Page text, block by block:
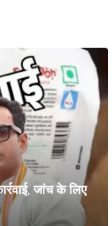
जांच के लिए